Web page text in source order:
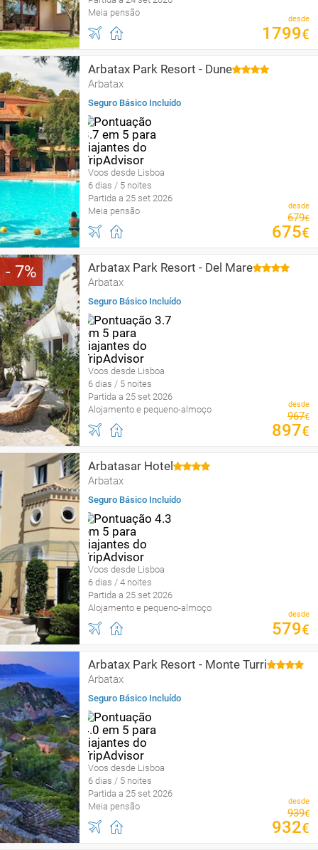
Meia pensão
desde
1799€
Arbatax Park Resort - Dune
Arbatax
Seguro Básico Incluído
Voos desde Lisboa
6 dias / 5 noites
Partida a 25 set 2026
Meia pensão
desde
679€
675€
7 Arbatax Park Resort - Del Mare
Arbatax
Seguro Básico Incluído
Voos desde Lisboa
6 dias / 5 noites
Partida a 25 set 2026
Alojamento e pequeno-almoço
desde
967€
897€
Arbatasar Hotel
Arbatax
Seguro Básico Incluído
Voos desde Lisboa
6 dias / 4 noites
Partida a 25 set 2026
Alojamento e pequeno-almoço
desde
579€
Arbatax Park Resort - Monte Turri
Arbatax
Seguro Básico Incluído
Voos desde Lisboa
6 dias / 5 noites
Partida a 25 set 2026
Meia pensão
desde
939€
932€